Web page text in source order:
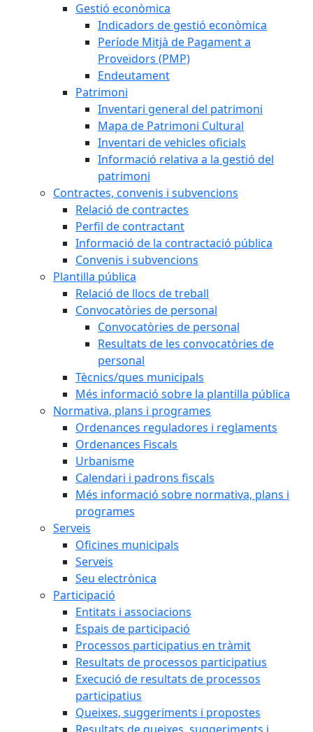
Gestió econòmica
Indicadors de gestió econòmica
Període Mitjà de Pagament a
Proveïdors (PMP)
Endeutament
Patrimoni
Inventari general del patrimoni
Mapa de Patrimoni Cultural
Inventari de vehicles oficials
Informació relativa a la gestió del
patrimoni
Contractes, convenis i subvencions
Relació de contractes
Perfil de contractant
Informació de la contractació pública
Convenis i subvencions
Plantilla pública
Relació de llocs de treball
Convocatòries de personal
Convocatòries de personal
Resultats de les convocatòries de
personal
Tècnics/ques municipals
Més informació sobre la plantilla pública
Normativa, plans i programes
Ordenances reguladores i reglaments
Ordenances Fiscals
Urbanisme
Calendari i padrons fiscals
Més informació sobre normativa, plans i
programes
Serveis
Oficines municipals
Serveis
Seu electrònica
Participació
Entitats i associacions
Espais de participació
Processos participatius en tràmit
Resultats de processos participatius
Execució de resultats de processos
participatius
Queixes, suggeriments i propostes